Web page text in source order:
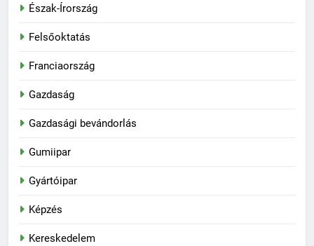
Észak-Írország
Felsőoktatás
Franciaország
Gazdaság
Gazdasági bevándorlás
Gumiipar
Gyártóipar
Képzés
Kereskedelem